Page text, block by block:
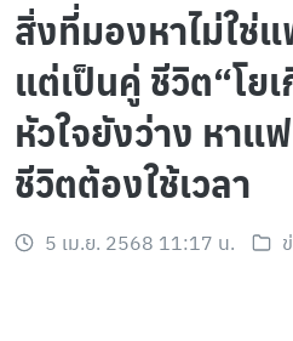
สิ่งที่มองหาไม่ใช่
แต่เป็นคู่ ชีวิต“โย
หัวใจยังว่าง หาแ
ชีวิตต้องใช้เวลา
5 เม.ย. 2568 11:17 น.